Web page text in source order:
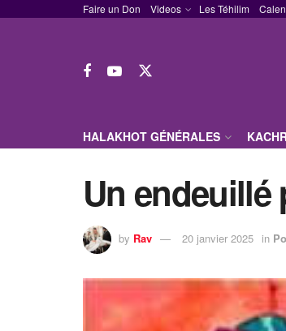
Faire un Don Videos Les Téhilim
HALAKHOT GÉNÉRALES
Un endeuillé
by Rav 20 janvier 2025 in